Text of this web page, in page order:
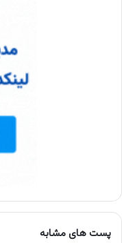
پست های مشابه